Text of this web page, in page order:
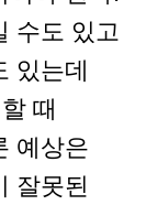
수도 있고
있는데
때
예상은
잘못된